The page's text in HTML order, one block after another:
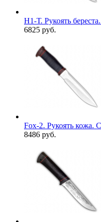
Н1-Т. Рукоять
6825 руб.
Fox-2. Рукоять кожа.
8486 руб.